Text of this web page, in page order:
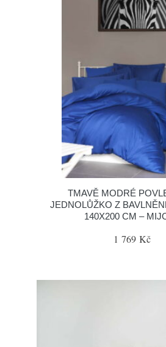
TMAVĚ MODRÉ
JEDNOLŮŽKO Z
140X200 CM –
1 769 Kč